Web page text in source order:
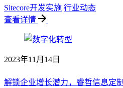
Sitecore开发实施 行业动态
查看详情
2023年11月14日
解锁企业增长潜力，睿哲信息定